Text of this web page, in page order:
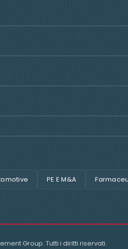
PE E M&A
Group. Tutti i diritti riservati.